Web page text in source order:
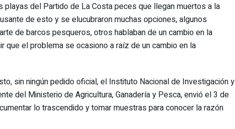
playas del Partido de La Costa peces que llegan muertos a la
de esto y se elucubraron muchas opciones, algunos
de barcos pesqueros, otros hablaban de un cambio en la
que el problema se ocasiono a raíz de un cambio en la
sin ningún pedido oficial, el Instituto Nacional de Investigación y
del Ministerio de Agricultura, Ganadería y Pesca, envió el 3 de
lo trascendido y tomar muestras para conocer la razón